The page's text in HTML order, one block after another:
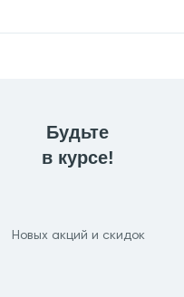
Будьте
в курсе!
Новых акций и скидок